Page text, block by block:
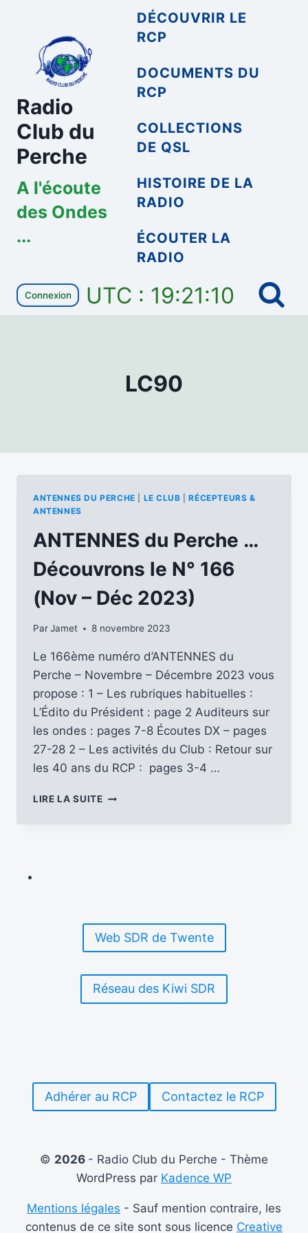
contenu
Radio
Club du
Perche
A l'écoute
des Ondes
...
DÉCOUVRIR LE
RCP
DOCUMENTS DU
RCP
COLLECTIONS
DE QSL
HISTOIRE DE LA
RADIO
ÉCOUTER LA
RADIO
Connexion UTC : 19:21:10
LC90
ANTENNES DU PERCHE LE CLUB |RÉCEPTEURS &
ANTENNES
ANTENNES du Perche …
Découvrons le N° 166
(Nov – Déc 2023)
ParJamet 8 novembre 2023
Le 166ème numéro d’ANTENNES du
Perche – Novembre – Décembre 2023 vous
propose : 1 – Les rubriques habituelles :
L’Édito du Président : page 2 Auditeurs sur
les ondes : pages 7-8 Écoutes DX – pages
27-28 2 – Les activités du Club : Retour sur
les 40 ans du RCP : pages 3-4 …
LIRE LA SUITEANTENNES
–
DÉC
2023)
Web SDR de Twente
Réseau des Kiwi SDR
Adhérer au RCP Contactez le RCP
© 2026 - Radio Club du Perche - Thème
WordPress par Kadence WP
Mentions légales - Sauf mention contraire, les
contenus de ce site sont sous licence Creative